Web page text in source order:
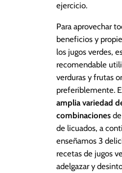
ejercicio.
Para aprovechar
beneficios y
los jugos verdes,
recomendable
verduras y frutas
preferiblemente.
amplia variedad
combinaciones
de licuados, a
enseñamos 3
recetas de jugos
adelgazar y